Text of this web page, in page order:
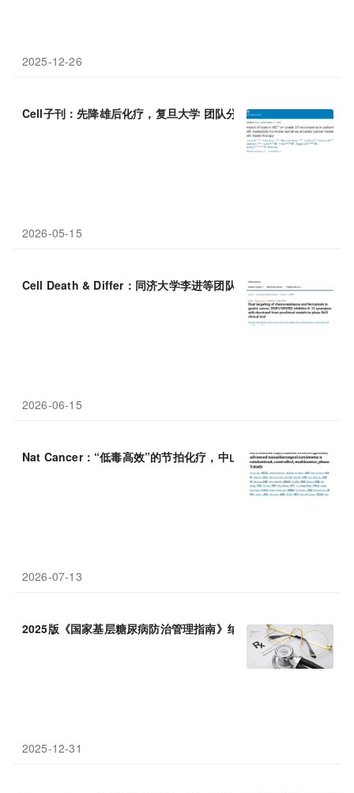
2025-12-26
Cell子刊：先降雄后化疗，复旦大学 团队分钟，优化多西他赛清除
2026-05-15
Cell Death & Differ：同济大学李进等团队发现双靶点抑制剂K-
2026-06-15
Nat Cancer：“低毒高效”的节拍化疗，中山大学陈雨沛/马骏等 证
2026-07-13
2025版《国家基层糖尿病防治管理指南》纳入西格列他钠，为基
2025-12-31